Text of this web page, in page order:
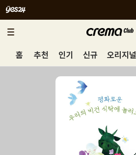
홈 추천 인기 신규 오리지널